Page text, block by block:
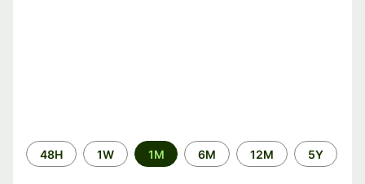
Time
period
48H 1W 1M 6M 12M 5Y